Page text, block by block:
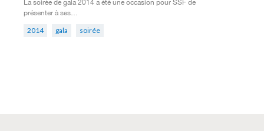
La soirée de gala 2014 a été une occasion pour SSF de
présenter à ses…
2014 gala soirée